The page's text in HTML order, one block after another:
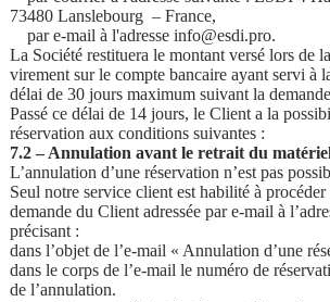
73480 Lanslebourg – France,
par e-mail à l'adresse info@esdi.pro.
La Société restituera le montant versé lors de
virement sur le compte bancaire ayant servi à
délai de 30 jours maximum suivant la
Passé ce délai de 14 jours, le Client a la
réservation aux conditions suivantes :
7.2 – Annulation avant le retrait du
L’annulation d’une réservation n’est pas
Seul notre service client est habilité à
demande du Client adressée par e-mail à
précisant :
dans l’objet de l’e-mail « Annulation d’une
dans le corps de l’e-mail le numéro de
de l’annulation.